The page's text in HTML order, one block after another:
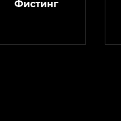
Фистинг